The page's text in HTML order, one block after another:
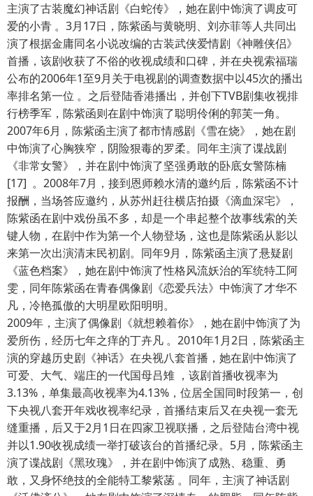
主演了古装魔幻神话剧《白蛇传》，她在剧中饰演了调皮可
爱的小青 。3月17日，陈紫函与黄晓明、刘亦菲等人共同出
演了根据金庸同名小说改编的古装武侠爱情剧《神雕侠侣》
首播，该剧收获了不俗的收视成绩和口碑，并在央视索福瑞
公布的2006年1至9月关于电视剧的调查数据中以45次的播出
率排名第一位 。之后登陆香港播出，并创下TVB剧集收视排
行榜季军，陈紫函则在剧中饰演了聪明伶俐的郭芙一角。
2007年6月，陈紫函主演了都市情感剧《雪在烧》，她在剧
中饰演了心胸狭窄，阴险狠毒的罗柔。同年主演了谍战剧
《非常女警》，并在剧中饰演了坚强勇敢的卧底女警陈楠
[17] 。2008年7月，接到恩师赖水清的邀约后，陈紫函不计
报酬，当场答应邀约，从苏州赶往横店拍摄《滴血深宅》，
陈紫函在剧中戏份虽不多，却是一个串起整个故事线索的关
键人物，在剧中作为第一个人物登场，这也是陈紫函从影以
来第一次出演清末民初剧。同年9月，陈紫函主演了悬疑剧
《蓝色档案》，她在剧中饰演了性格风流妖治的军统特工阿
雯，同年陈紫函在青春偶像剧《恋爱兵法》中饰演了才华不
凡，冷艳孤傲的大明星欧阳明明。
2009年，主演了偶像剧《就想赖着你》，她在剧中饰演了为
爱所伤，经历七年之痒的丁卉凡 。2010年1月2日，陈紫函主
演的穿越历史剧《神话》在央视八套首播，她在剧中饰演了
可爱、大气、端庄的一代国母吕雉 ，该剧首播收视率为
3.13%，单集最高收视率为4.13%，位居全国同时段第一，创
下央视八套开年戏收视率纪录，首播结束后又在央视一套无
缝重播，后又于2月1日在四家卫视联播，之后登陆台湾中视
并以1.90收视成绩一举打破该台的首播纪录。5月，陈紫函主
演了谍战剧《黑玫瑰》，并在剧中饰演了成熟、稳重、勇
敢，又身怀绝技的全能特工黎紫菡 。同年，主演了神话剧